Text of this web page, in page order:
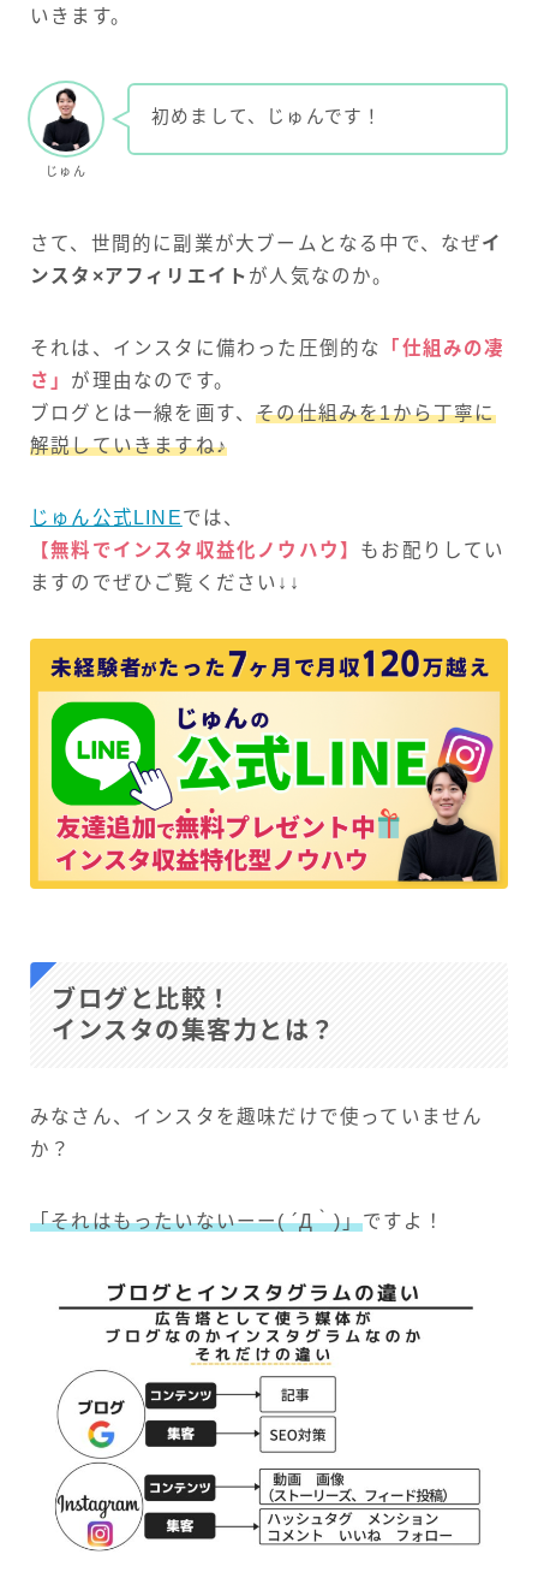
いきます。
じゅん
初めまして、じゅんです！
さて、世間的に副業が大ブームとなる中で、なぜイ
ンスタ×アフィリエイト が人気なのか。
それは、インスタに備わった圧倒的な
「仕組みの凄
さ」 が理由なのです。
ブログとは一線を画す、その仕組みを1から丁寧に
解説していきますね♪
じゅん公式LINEでは、
【無料でインスタ収益化ノウハウ】 もお配りしてい
ますのでぜひご覧ください↓↓
ブログと比較！
インスタの集客力とは？
みなさん、インスタを趣味だけで使っていません
か？
「それはもったいないーー( ´Д｀)」ですよ！